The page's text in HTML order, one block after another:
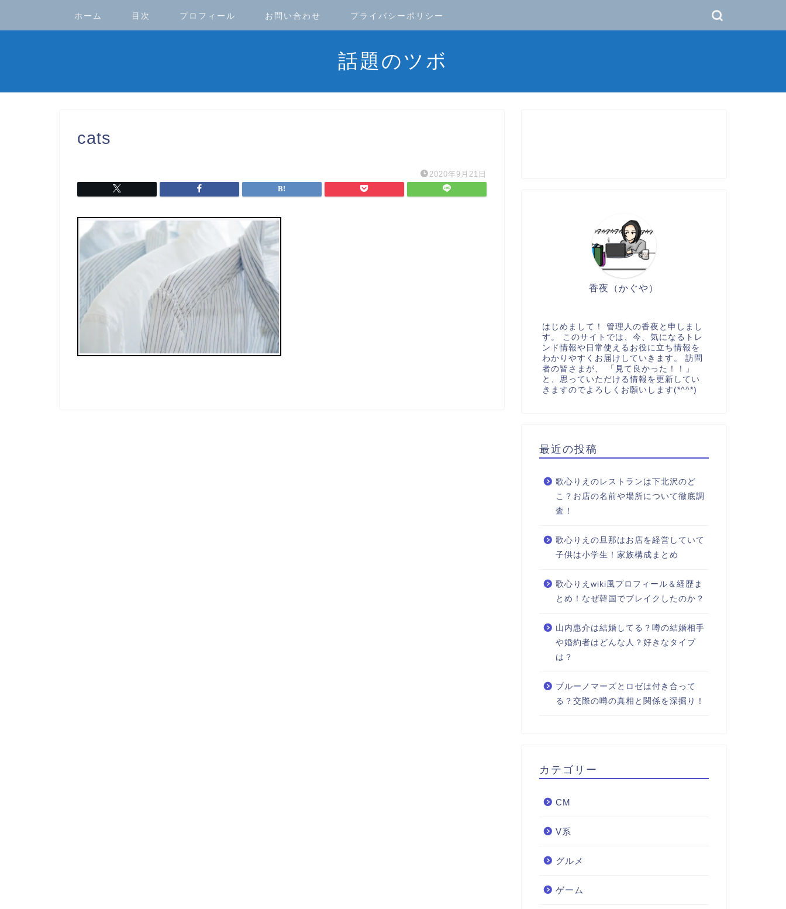
ホーム 目次 プロフィール お問い合わせ プライバシーポリシー
話題のツボ
cats
2020年9月21日
香夜（かぐや）
はじめまして！ 管理人の香夜と申しまし
す。 このサイトでは、今、気になるトレ
ンド情報や日常使えるお役に立ち情報を
わかりやすくお届けしていきます。 訪問
者の皆さまが、 「見て良かった！！」
と、思っていただける情報を更新してい
きますのでよろしくお願いします(*^^*)
最近の投稿
歌心りえのレストランは下北沢のど
こ？お店の名前や場所について徹底調
査！
歌心りえの旦那はお店を経営していて
子供は小学生！家族構成まとめ
歌心りえwiki風プロフィール＆経歴ま
とめ！なぜ韓国でブレイクしたのか？
山内惠介は結婚してる？噂の結婚相手
や婚約者はどんな人？好きなタイプ
は？
ブルーノマーズとロゼは付き合って
る？交際の噂の真相と関係を深掘り！
カテゴリー
CM
V系
グルメ
ゲーム